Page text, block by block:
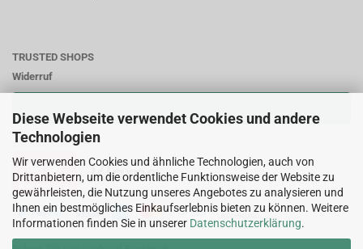
Diese Webseite verwendet Cookies und andere
Technologien
Wir verwenden Cookies und ähnliche Technologien, auch von
Drittanbietern, um die ordentliche Funktionsweise der Website zu
gewährleisten, die Nutzung unseres Angebotes zu analysieren und
Ihnen ein bestmögliches Einkaufserlebnis bieten zu können. Weitere
Informationen finden Sie in unserer Datenschutzerklärung.
TRUSTED SHOPS
Widerruf
Zahlungsweisen: